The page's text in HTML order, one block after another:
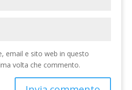
email e sito web in questo
volta che commento.